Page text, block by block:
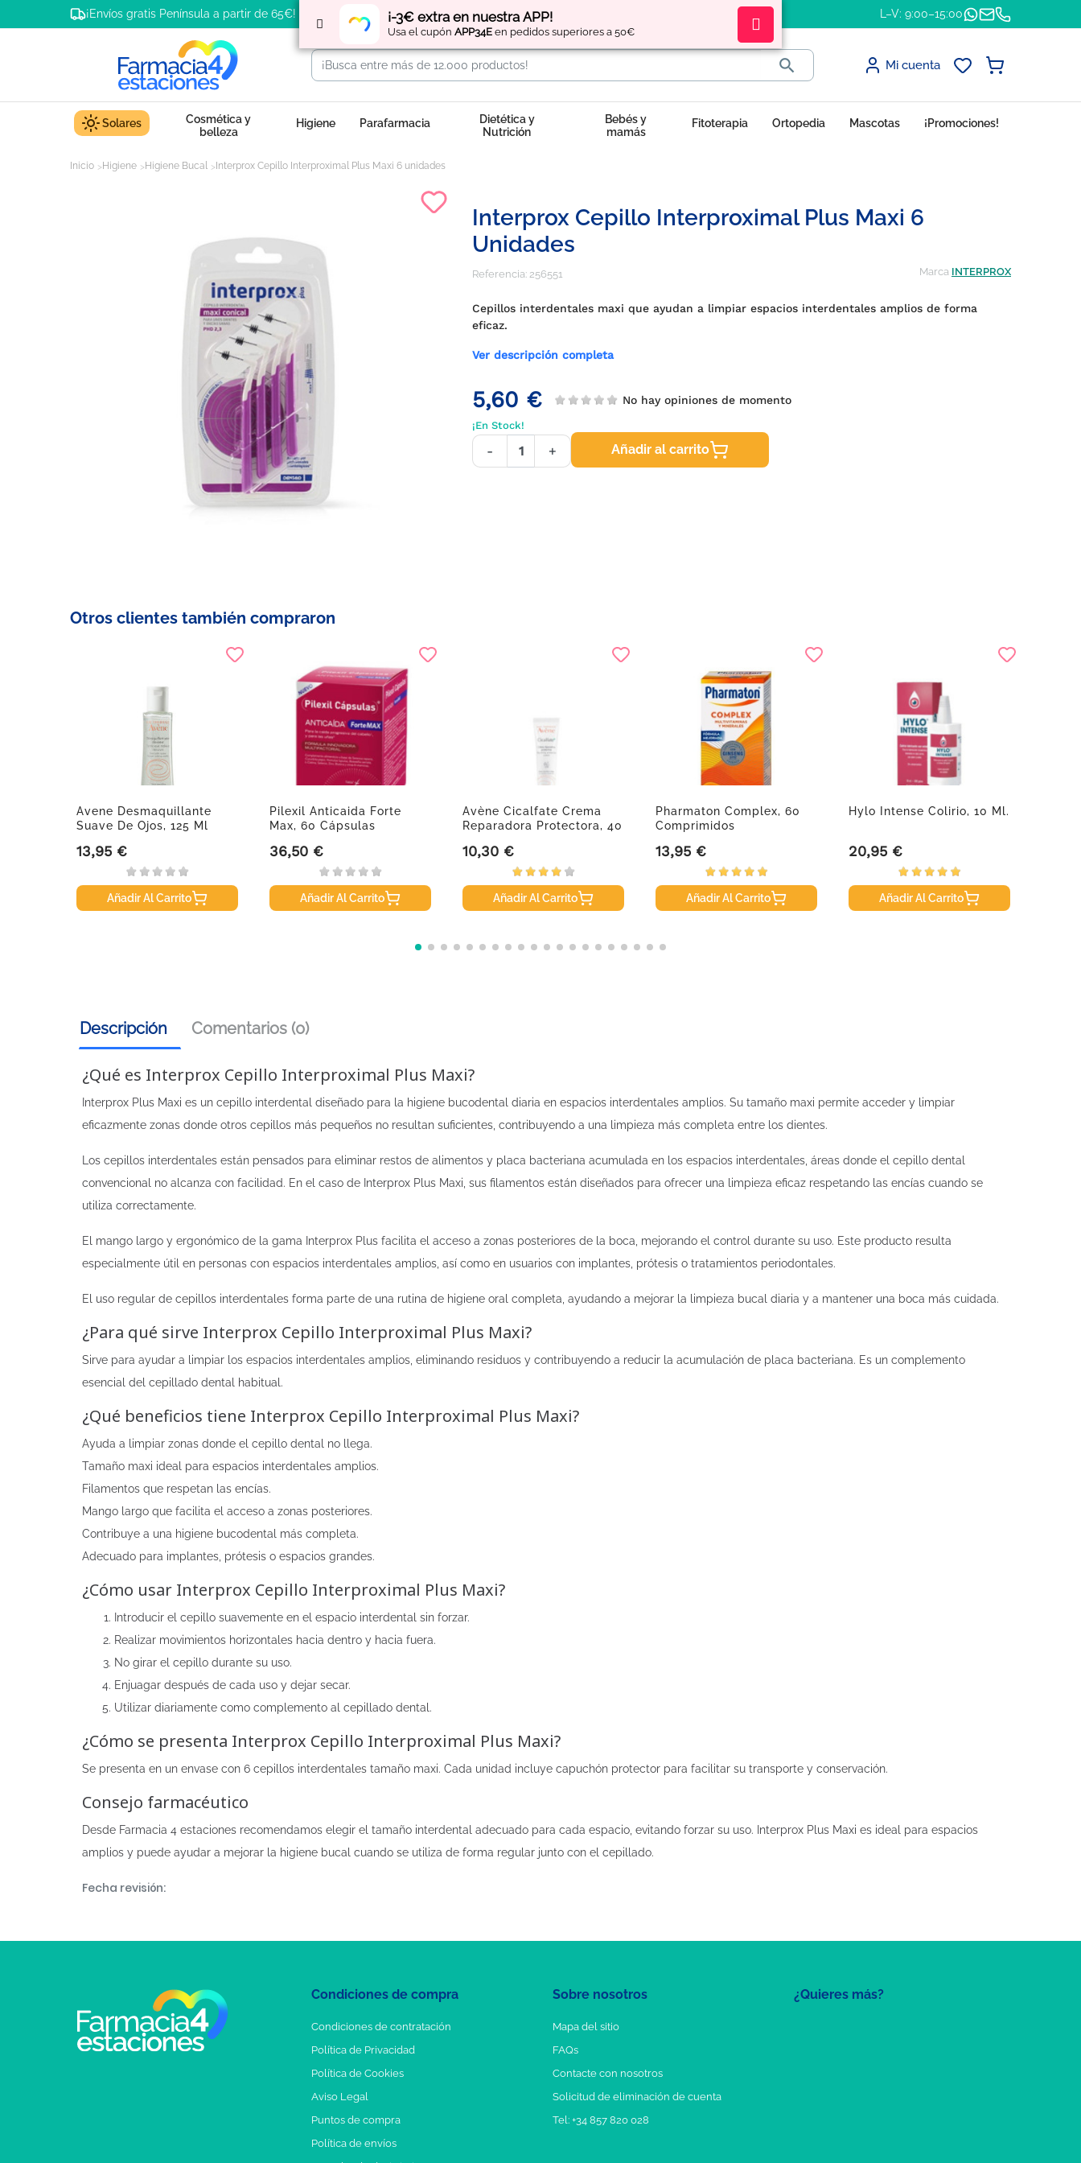
¡-3€ extra en nuestra APP!
Usa el cupón APP34E en pedidos superiores a 50€
¡Envíos gratis Península a partir de 65€! Regístratey obtén L–V: 9:00–15:00
 Mi cuenta
Solares
Cosmética y
belleza
Higiene Parafarmacia
Dietética y
Nutrición
Bebés y
mamás
Fitoterapia Ortopedia Mascotas ¡Promociones!
Inicio Higiene Higiene Bucal Interprox Cepillo Interproximal Plus Maxi 6 unidades
Interprox Cepillo Interproximal Plus Maxi 6
Unidades
Referencia: 256551 Marca INTERPROX
Cepillos interdentales maxi que ayudan a limpiar espacios interdentales amplios de forma
eficaz.
Ver descripción completa
5,60 € No hay opiniones de momento
¡En Stock!
- + Añadir al carrito
Otros clientes también compraron
Avene Desmaquillante
Suave De Ojos, 125 Ml
Precio
13,95 €
Añadir Al Carrito
Pilexil Anticaida Forte
Max, 60 Cápsulas
Precio
36,50 €
Añadir Al Carrito
Avène Cicalfate Crema
Reparadora Protectora, 40
Precio
10,30 €
Añadir Al Carrito
Pharmaton Complex, 60
Comprimidos
Precio
13,95 €
Añadir Al Carrito
Hylo Intense Colirio, 10 Ml.
Precio
20,95 €
Añadir Al Carrito
Descripción Comentarios (0)
¿Qué es Interprox Cepillo Interproximal Plus Maxi?
Interprox Plus Maxi es un cepillo interdental diseñado para la higiene bucodental diaria en espacios interdentales amplios. Su tamaño maxi permite acceder y limpiar
eficazmente zonas donde otros cepillos más pequeños no resultan suficientes, contribuyendo a una limpieza más completa entre los dientes.
Los cepillos interdentales están pensados para eliminar restos de alimentos y placa bacteriana acumulada en los espacios interdentales, áreas donde el cepillo dental
convencional no alcanza con facilidad. En el caso de Interprox Plus Maxi, sus filamentos están diseñados para ofrecer una limpieza eficaz respetando las encías cuando se
utiliza correctamente.
El mango largo y ergonómico de la gama Interprox Plus facilita el acceso a zonas posteriores de la boca, mejorando el control durante su uso. Este producto resulta
especialmente útil en personas con espacios interdentales amplios, así como en usuarios con implantes, prótesis o tratamientos periodontales.
El uso regular de cepillos interdentales forma parte de una rutina de higiene oral completa, ayudando a mejorar la limpieza bucal diaria y a mantener una boca más cuidada.
¿Para qué sirve Interprox Cepillo Interproximal Plus Maxi?
Sirve para ayudar a limpiar los espacios interdentales amplios, eliminando residuos y contribuyendo a reducir la acumulación de placa bacteriana. Es un complemento
esencial del cepillado dental habitual.
¿Qué beneficios tiene Interprox Cepillo Interproximal Plus Maxi?
Ayuda a limpiar zonas donde el cepillo dental no llega.
Tamaño maxi ideal para espacios interdentales amplios.
Filamentos que respetan las encías.
Mango largo que facilita el acceso a zonas posteriores.
Contribuye a una higiene bucodental más completa.
Adecuado para implantes, prótesis o espacios grandes.
¿Cómo usar Interprox Cepillo Interproximal Plus Maxi?
Introducir el cepillo suavemente en el espacio interdental sin forzar.
Realizar movimientos horizontales hacia dentro y hacia fuera.
No girar el cepillo durante su uso.
Enjuagar después de cada uso y dejar secar.
Utilizar diariamente como complemento al cepillado dental.
¿Cómo se presenta Interprox Cepillo Interproximal Plus Maxi?
Se presenta en un envase con 6 cepillos interdentales tamaño maxi. Cada unidad incluye capuchón protector para facilitar su transporte y conservación.
Consejo farmacéutico
Desde Farmacia 4 estaciones recomendamos elegir el tamaño interdental adecuado para cada espacio, evitando forzar su uso. Interprox Plus Maxi es ideal para espacios
amplios y puede ayudar a mejorar la higiene bucal cuando se utiliza de forma regular junto con el cepillado.
Fecha revisión:
¿Quieres más?
Condiciones de compra
Condiciones de contratación
Política de Privacidad
Política de Cookies
Aviso Legal
Puntos de compra
Política de envíos
Sobre nosotros
Mapa del sitio
FAQs
Contacte con nosotros
Solicitud de eliminación de cuenta
Tel: +34 857 820 028